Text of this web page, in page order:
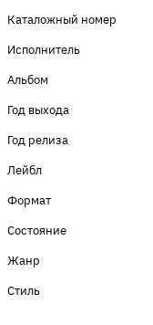
Каталожный номер
Исполнитель
Альбом
Год выхода
Год релиза
Лейбл
Формат
Состояние
Жанр
Стиль